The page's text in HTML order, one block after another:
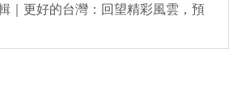
｜更好的台灣：回望精彩風雲，預